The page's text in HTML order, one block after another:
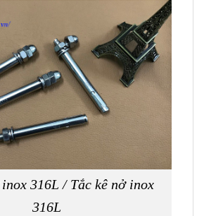
316L / Tắc kê nở inox
316L